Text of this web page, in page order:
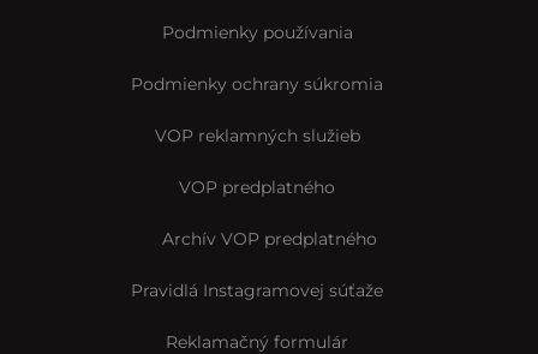
Podmienky používania
Podmienky ochrany súkromia
VOP reklamných služieb
VOP predplatného
Archív VOP predplatného
Pravidlá Instagramovej súťaže
Reklamačný formulár